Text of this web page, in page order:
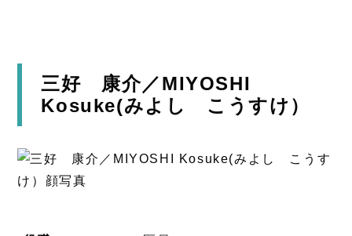
三好 康介／MIYOSHI
Kosuke(みよし こうすけ）